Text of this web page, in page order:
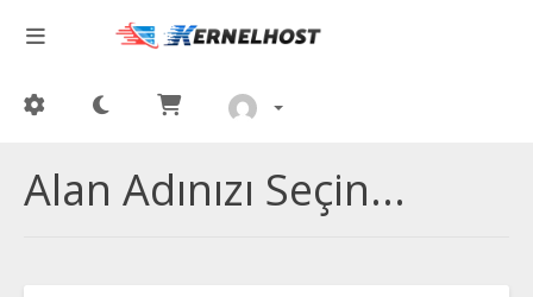
Alan Adınızı Seçin...